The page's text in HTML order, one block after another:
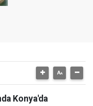
Konya'da